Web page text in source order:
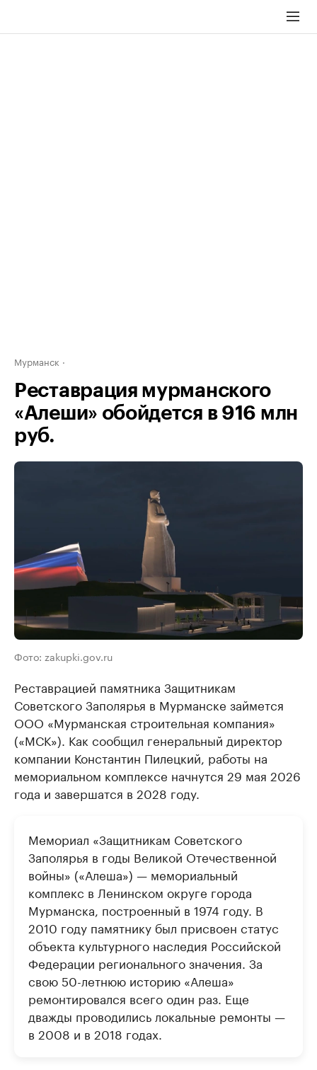
Мурманск
Реставрация мурманского
«Алеши» обойдется в 916 млн
руб.
Фото: zakupki.gov.ru
Реставрацией памятника Защитникам
Советского Заполярья в Мурманске займется
ООО «Мурманская строительная компания»
(«МСК»). Как сообщил генеральный директор
компании Константин Пилецкий, работы на
мемориальном комплексе начнутся 29 мая 2026
года и завершатся в 2028 году.
Мемориал «Защитникам Советского
Заполярья в годы Великой Отечественной
войны» («Алеша») — мемориальный
комплекс в Ленинском округе города
Мурманска, построенный в 1974 году. В
2010 году памятнику был присвоен статус
объекта культурного наследия Российской
Федерации регионального значения. За
свою 50-летнюю историю «Алеша»
ремонтировался всего один раз. Еще
дважды проводились локальные ремонты —
в 2008 и в 2018 годах.